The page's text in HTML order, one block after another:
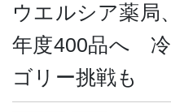
ウエルシア薬局
年度400品へ 冷
ゴリー挑戦も